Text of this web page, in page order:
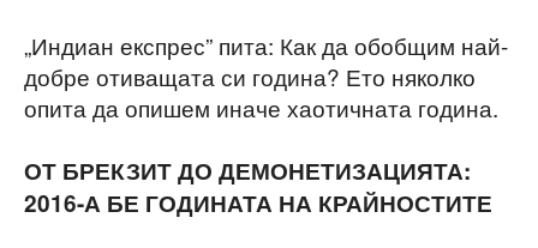
„Индиан експрес” пита: Как да обобщим най-
добре отиващата си година? Ето няколко
опита да опишем иначе хаотичната година.
ОТ БРЕКЗИТ ДО ДЕМОНЕТИЗАЦИЯТА:
2016-А БЕ ГОДИНАТА НА КРАЙНОСТИТЕ